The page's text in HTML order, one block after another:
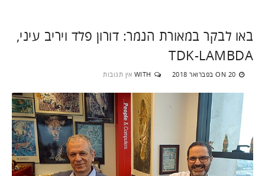
באו לבקר במאורת הנמר: דורון פלד ויריב עיני,
TDK-LAMBDA
ON 20 בפברואר 2018 WITH אין תגובות